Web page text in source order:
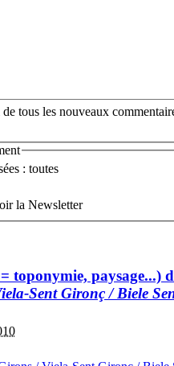
tous les nouveaux
: toutes
la Newsletter
toponymie, paysage...)
Sent Gironç / Biele